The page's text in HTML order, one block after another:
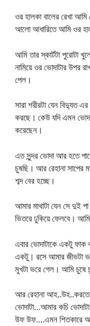
ওর হালকা বালের রেখা
আলো আধারিতে আমি ওর
আমি তার স্কার্টটা পুরোটা
নামিয়ে ওর ভোদাটার উপর
পেল।
সারা শরীরটা যেন বিদ্যুত
করছে। কেউ যদি এমন
করেছেন।
এত সুন্দর ভোদা আর হতে
চুষছি। আর রেহানা সাপের
শব্দ বের হচ্ছে।
আমার মাথাটা যেন সে দুই
ভিতরে ঢুকিয়ে ফেলবে। আমি
এবার ভোদাটাকে একটু ফাক
একটু। রসে আমার জীভটা
মুখটা ভরে গেল। আমি চুষে
আর রেহানা
ভোদাটা…আমার কচি
উফ উফ….এমন শিতকারে